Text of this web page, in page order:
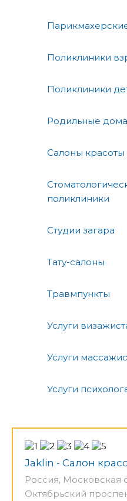
Поликлиники
Поликлиники
Родильные дома
Салоны красоты
поликлиники
Студии загара
Тату-салоны
Травмпункты
Услуги
Услуги
Услуги
Jaklin - Салон
Россия, Московская
Октябрьский